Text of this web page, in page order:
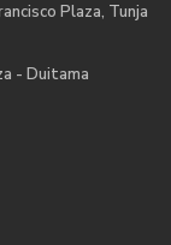
Plaza, Tunja
- Duitama